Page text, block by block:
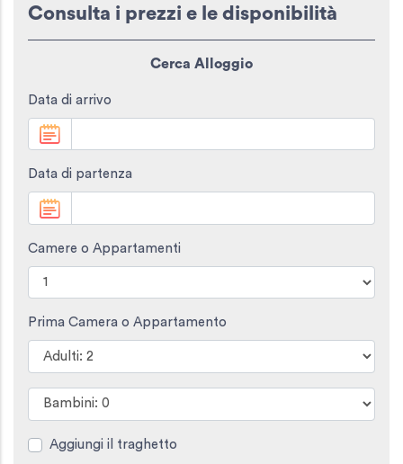
Consulta i prezzi e le disponibilità
Cerca Alloggio
Data di arrivo
Data di partenza
Camere o Appartamenti
Prima Camera o Appartamento
Aggiungi il traghetto